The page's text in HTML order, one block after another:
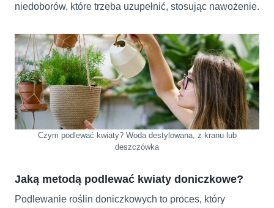
niedoborów, które trzeba uzupełnić, stosując nawożenie.
Czym podlewać kwiaty? Woda destylowana, z kranu lub
deszczówka
Jaką metodą podlewać kwiaty doniczkowe?
Podlewanie roślin doniczkowych to proces, który